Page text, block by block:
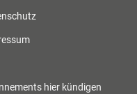
hier kündigen